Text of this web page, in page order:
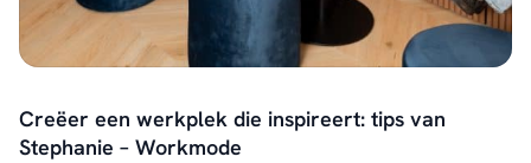
Creëer een werkplek die inspireert: tips van
Stephanie – Workmode